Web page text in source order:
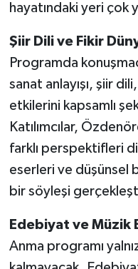
hayatındaki yeri çok
Şiir Dili ve Fikir
Programda
sanat anlayışı, şiir
etkilerini kapsamlı
Katılımcılar,
farklı perspektifleri
eserleri ve düşünsel
bir söyleşi
Edebiyat ve Müzik
Anma programı